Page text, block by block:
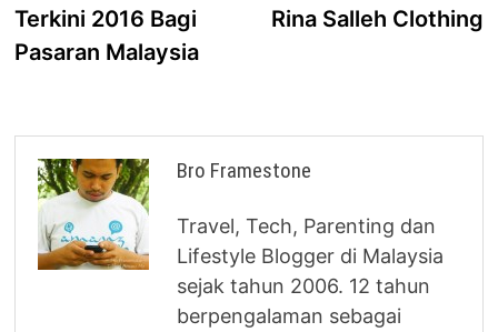
Terkini 2016 Bagi
Pasaran Malaysia
Rina Salleh Clothing
Bro Framestone
Travel, Tech, Parenting dan
Lifestyle Blogger di Malaysia
sejak tahun 2006. 12 tahun
berpengalaman sebagai